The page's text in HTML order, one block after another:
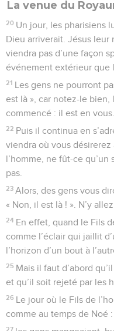
La venue du
20 Un jour, les pharisiens
Dieu arriverait. Jésus
viendra pas d’une façon
événement extérieur que
21 Les gens ne pourront
est là », car notez-le
commencé : il est en vous.
22 Puis il continua en
viendra où vous
l’homme, ne fût-ce
pas.
23 Alors, des gens vous
« Non, il est là ! ». N’y
24 En effet, quand le Fils
comme l’éclair qui jaillit
l’horizon d’un bout à
25 Mais il faut d’abord
et qu’il soit rejeté par les
26 Le jour où le Fils de
comme au temps de Noé :
27